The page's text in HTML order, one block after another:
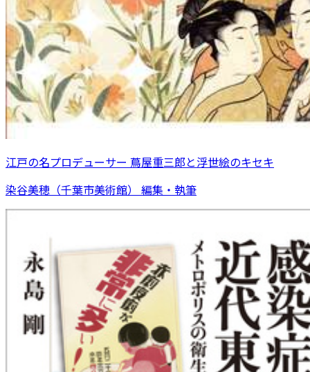
江戸の名プロデューサー 蔦屋重三郎と浮世絵のキセキ
染谷美穂（千葉市美術館） 編集・執筆